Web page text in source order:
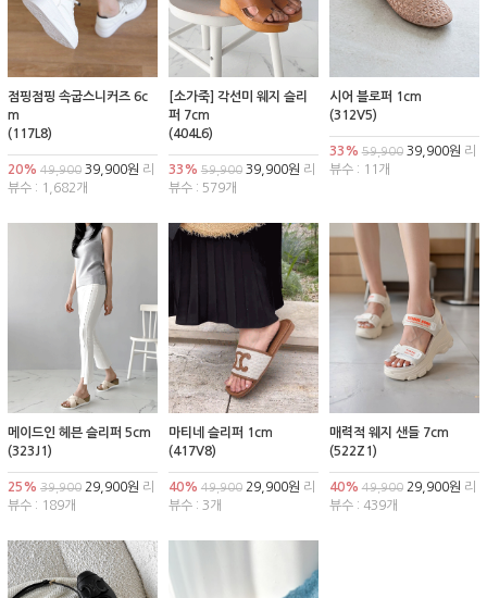
점핑점핑 속굽스니커즈 6c
m
(117L8)
20% 49,900 39,900원 리
뷰수 : 1,682개
[소가죽] 각선미 웨지 슬리
퍼 7cm
(404L6)
33% 59,90039,900원 리
뷰수 : 579개
시어 블로퍼 1cm
(312V5)
33% 59,90039,900원 리
뷰수 : 11개
메이드인 헤븐 슬리퍼 5cm
(323J1)
25% 39,900 29,900원 리
뷰수 : 189개
마티네 슬리퍼 1cm
(417V8)
40% 49,90029,900원 리
뷰수 : 3개
매력적 웨지 샌들 7cm
(522Z1)
40% 49,90029,900원 리
뷰수 : 439개